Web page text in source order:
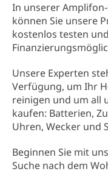
In unserer
können Sie unsere
kostenlos testen
Unsere Experten
Verfügung, um Ihr
reinigen und um all
kaufen: Batterien,
Uhren, Wecker und
Beginnen Sie mit
Suche nach dem